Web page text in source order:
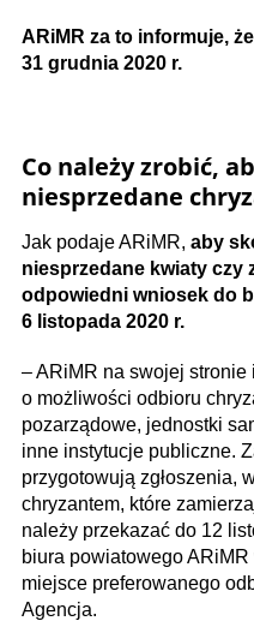
ARiMR za to informuje,
31 grudnia 2020 r.
Co należy zrobić,
niesprzedane
Jak podaje ARiMR, aby
niesprzedane kwiaty czy
odpowiedni wniosek do
6 listopada 2020 r.
– ARiMR na swojej stronie
o możliwości odbioru
pozarządowe, jednostki
inne instytucje publiczne.
przygotowują zgłoszenia,
chryzantem, które
należy przekazać do 12
biura powiatowego
miejsce preferowanego
Agencja.